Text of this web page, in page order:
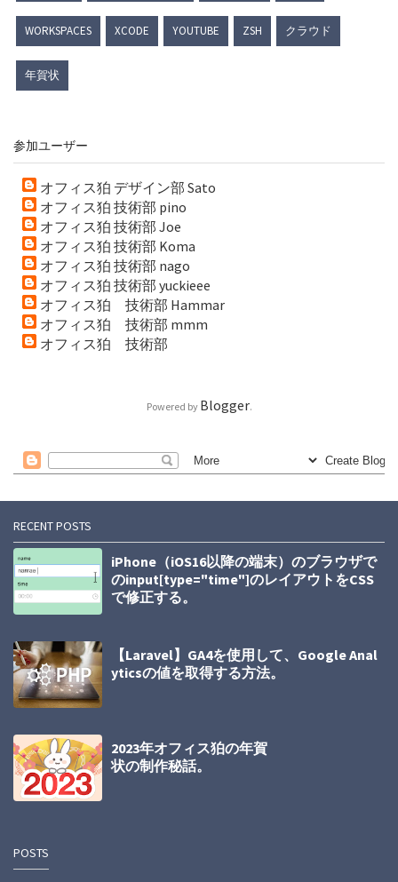
WORKSPACES XCODE YOUTUBE ZSH クラウド
年賀状
参加ユーザー
オフィス狛 デザイン部 Sato
オフィス狛 技術部 pino
オフィス狛 技術部 Joe
オフィス狛 技術部 Koma
オフィス狛 技術部 nago
オフィス狛 技術部 yuckieee
オフィス狛 技術部 Hammar
オフィス狛 技術部 mmm
オフィス狛 技術部
Powered by Blogger.
RECENT POSTS
iPhone（iOS16以降の端末）のブラウザで
のinput[type="time"]のレイアウトをCSS
で修正する。
【Laravel】GA4を使用して、Google Anal
yticsの値を取得する方法。
2023年オフィス狛の年賀
状の制作秘話。
POSTS